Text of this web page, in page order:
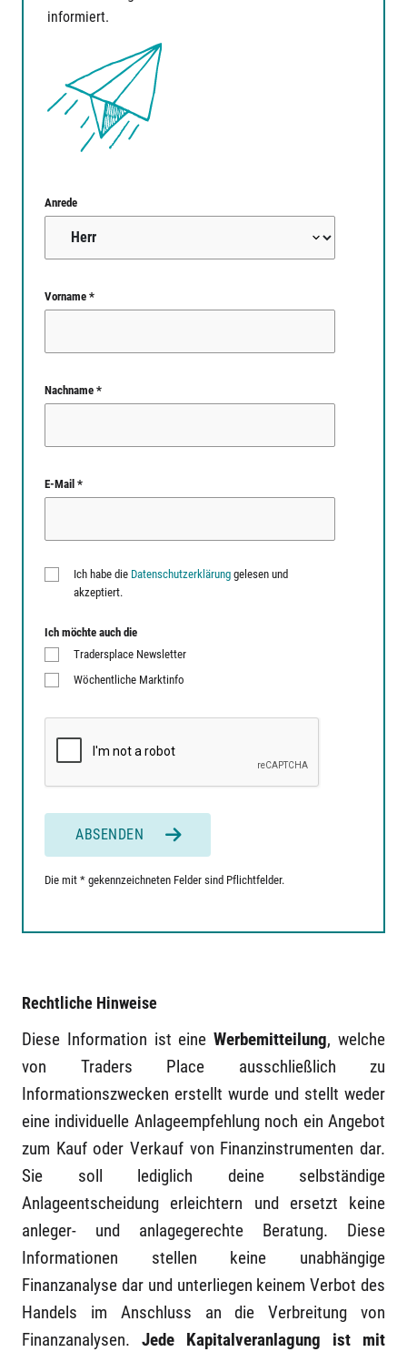
informiert.
Anrede
Vorname *
Nachname *
E-Mail *
Ich habe die Datenschutzerklärung gelesen und
akzeptiert.
Ich möchte auch die
Tradersplace Newsletter
Wöchentliche Marktinfo
ABSENDEN
Die mit * gekennzeichneten Felder sind Pflichtfelder.
Rechtliche Hinweise
Diese Information ist eineWerbemitteilung, welche
von Traders Place ausschließlich zu
Informationszwecken erstellt wurde und stellt weder
eine individuelle Anlageempfehlung noch ein Angebot
zum Kauf oder Verkauf von Finanzinstrumenten dar.
Sie soll lediglich deine selbständige
Anlageentscheidung erleichtern und ersetzt keine
anleger- und anlagegerechte Beratung. Diese
Informationen stellen keine unabhängige
Finanzanalyse dar und unterliegen keinem Verbot des
Handels im Anschluss an die Verbreitung von
Finanzanalysen. Jede Kapitalveranlagung ist mit